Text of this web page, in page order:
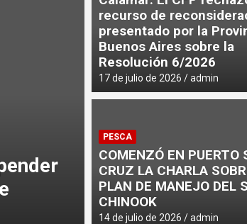
en Chicago soja y maíz cayeron 5%, pero el
PUERTOS
SE CALLO UNA
SUD
recurso de
presentado por la
Buenos Aires sobre la
Resolución 6/2026
17 de julio de 2026 admin
PESCA
COMENZÓ EN PUERTO
CRUZ LA CHARLA
PLAN DE MANEJO DEL
CHINOOK
14 de julio de 2026 admin